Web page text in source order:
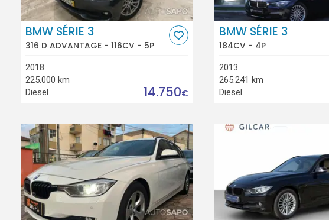
BMW SÉRIE 3
316 D ADVANTAGE - 116CV - 5P
2018
225.000 km
Diesel
14.750€
BMW SÉRIE 3
184CV - 4P
2013
265.241 km
Diesel